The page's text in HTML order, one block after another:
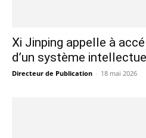
Xi Jinping appelle à
d’un système
Directeur de Publication - 18 mai 2026